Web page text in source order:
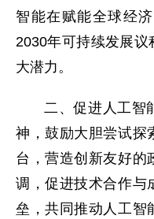
智能在赋能全球经
2030年可持续发展
大潜力。
二、促进人工智
神，鼓励大胆尝试探
台，营造创新友好的
调，促进技术合作与
垒，共同推动人工智